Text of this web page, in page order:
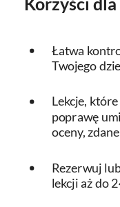
Łatwa
Twojego
Lekcje,
poprawę
oceny,
Rezerwuj
lekcji aż do